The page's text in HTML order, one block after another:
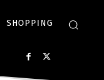
SHOPPING